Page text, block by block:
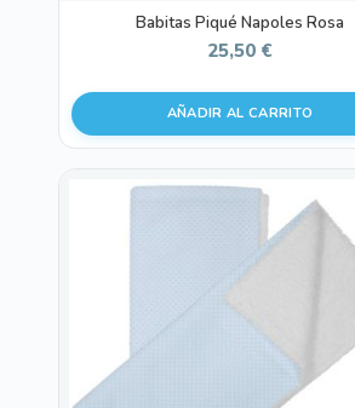
Babitas Piqué Napoles Rosa
25,50 €
AÑADIR AL CARRITO